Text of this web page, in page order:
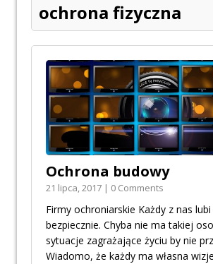
ochrona fizyczna
Ochrona budowy
21 lipca, 2017 | 0 Comments
Firmy ochroniarskie Każdy z nas
bezpiecznie. Chyba nie ma takiej
sytuacje zagrażające życiu by nie
Wiadomo, że każdy ma własna